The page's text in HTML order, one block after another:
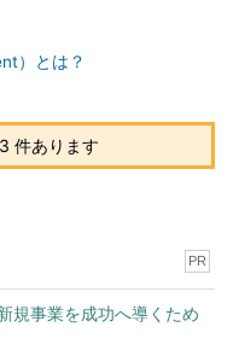
）とは？
件あります
PR
規事業を成功へ導くため